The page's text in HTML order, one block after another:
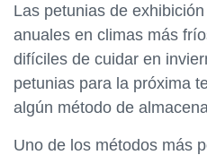
Las petunias de
anuales en climas más
difíciles de cuidar en
petunias para la próxima
algún método de
Uno de los métodos más